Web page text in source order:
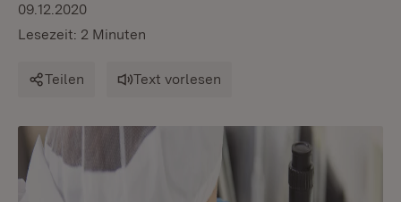
09.12.2020
Lesezeit: 2 Minuten
Teilen Text vorlesen